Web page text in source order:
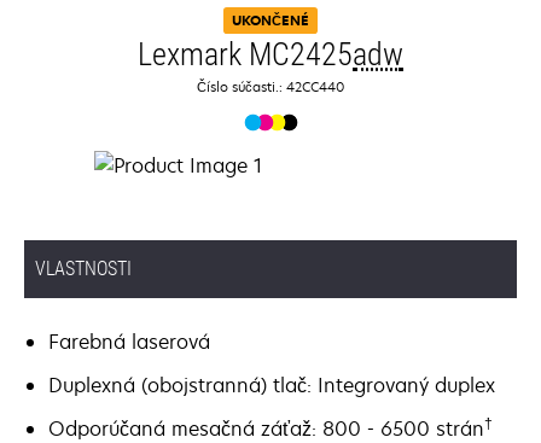
UKONČENÉ
Lexmark MC2425adw
Číslo súčasti.: 42CC440
VLASTNOSTI
Farebná laserová
Duplexná (obojstranná) tlač: Integrovaný duplex
Odporúčaná mesačná záťaž: 800 - 6500 strán†